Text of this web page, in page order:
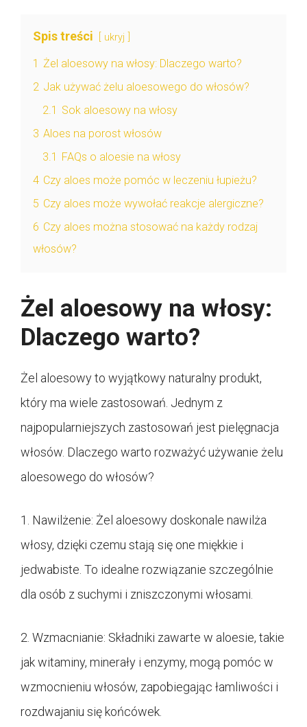
Spis treści ukryj
1 Żel aloesowy na włosy: Dlaczego warto?
2 Jak używać żelu aloesowego do włosów?
2.1 Sok aloesowy na włosy
3 Aloes na porost włosów
3.1
FAQs o aloesie na włosy
4 Czy aloes może pomóc w leczeniu łupieżu?
5 Czy aloes może wywołać reakcje alergiczne?
6 Czy aloes można stosować na każdy rodzaj
włosów?
Żel aloesowy na włosy:
Dlaczego warto?
Żel aloesowy to wyjątkowy naturalny produkt,
który ma wiele zastosowań. Jednym z
najpopularniejszych zastosowań jest pielęgnacja
włosów. Dlaczego warto rozważyć używanie żelu
aloesowego do włosów?
1. Nawilżenie: Żel aloesowy doskonale nawilża
włosy, dzięki czemu stają się one miękkie i
jedwabiste. To idealne rozwiązanie szczególnie
dla osób z suchymi i zniszczonymi włosami.
2. Wzmacnianie: Składniki zawarte w aloesie, takie
jak witaminy, minerały i enzymy, mogą pomóc w
wzmocnieniu włosów, zapobiegając łamliwości i
rozdwajaniu się końcówek.